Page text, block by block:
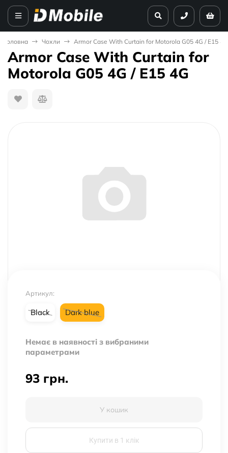
Головна Чохли Armor Case With Curtain for Motorola G05 4G / E15 4G
Armor Case With Curtain for
Motorola G05 4G / E15 4G
Артикул:
Black Dark blue
Немає в наявності з вибраними
параметрами
93 грн.
У кошик
Купити в 1 клік